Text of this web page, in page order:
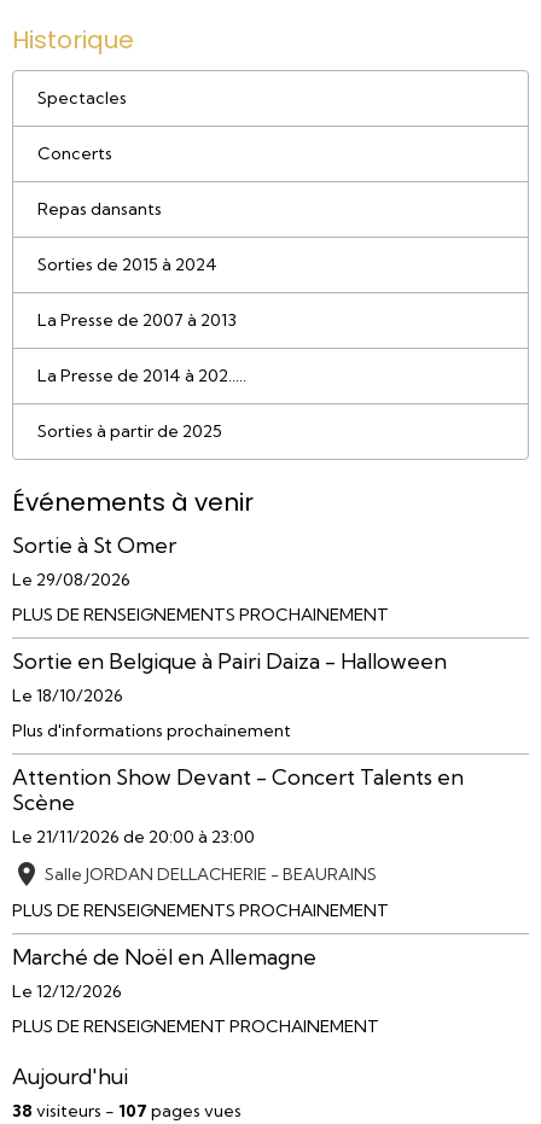
Historique
Spectacles
Concerts
Repas dansants
Sorties de 2015 à 2024
La Presse de 2007 à 2013
La Presse de 2014 à 202.....
Sorties à partir de 2025
Événements à venir
Sortie à St Omer
Le 29/08/2026
PLUS DE RENSEIGNEMENTS PROCHAINEMENT
Sortie en Belgique à Pairi Daiza - Halloween
Le 18/10/2026
Plus d'informations prochainement
Attention Show Devant - Concert Talents en
Scène
Le 21/11/2026 de 20:00 à 23:00
Salle JORDAN DELLACHERIE - BEAURAINS
PLUS DE RENSEIGNEMENTS PROCHAINEMENT
Marché de Noël en Allemagne
Le 12/12/2026
PLUS DE RENSEIGNEMENT PROCHAINEMENT
Aujourd'hui
38 visiteurs - 107 pages vues